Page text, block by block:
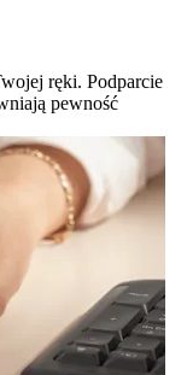
ręki. Podparcie
pewność